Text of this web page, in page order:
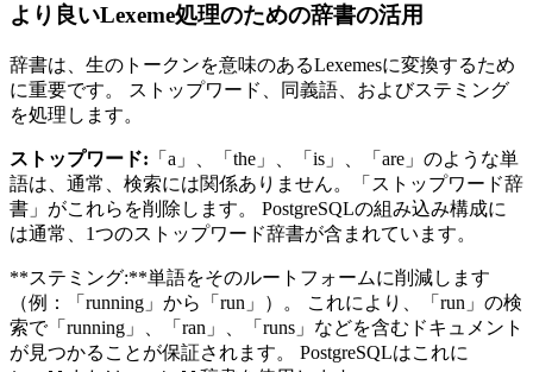
より良いLexeme処理のための辞書の活用
辞書は、生のトークンを意味のあるLexemesに変換するため
に重要です。 ストップワード、同義語、およびステミング
を処理します。
ストップワード: 「a」、「the」、「is」、「are」のような単
語は、通常、検索には関係ありません。「ストップワード辞
書」がこれらを削除します。 PostgreSQLの組み込み構成に
は通常、1つのストップワード辞書が含まれています。
**ステミング:**単語をそのルートフォームに削減します
（例：「running」から「run」）。 これにより、「run」の検
索で「running」、「ran」、「runs」などを含むドキュメント
が見つかることが保証されます。 PostgreSQLはこれに